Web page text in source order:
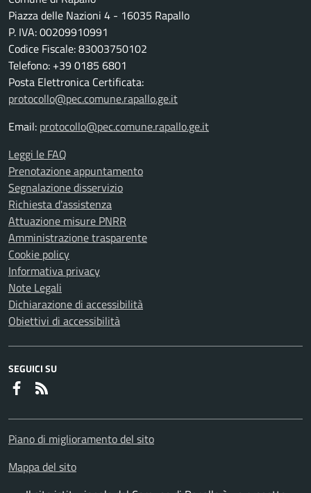
Piazza delle Nazioni 4 - 16035 Rapallo
P. IVA: 00209910991
Codice Fiscale: 83003750102
Telefono: +39 0185 6801
Posta Elettronica Certificata:
protocollo@pec.comune.rapallo.ge.it
Email: protocollo@pec.comune.rapallo.ge.it
Leggi le FAQ
Prenotazione appuntamento
Segnalazione disservizio
Richiesta d'assistenza
Attuazione misure PNRR
Amministrazione trasparente
Cookie policy
Informativa privacy
Note Legali
Dichiarazione di accessibilità
Obiettivi di accessibilità
SEGUICI SU
Faceboook
Piano di miglioramento del sito
Mappa del sito